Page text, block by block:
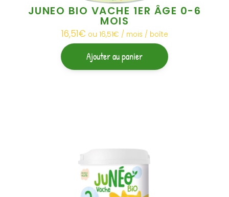
cours et peuvent être utilisés en toute confiance.
Dès la conception de ses formules, Junéo a fait le choix de ne pas
ajouter d'ARA de synthèse dans ses laits infantiles. Il s'agit d'un choix
nutritionnel, scientifique et technique, conforme à la réglementation
européenne en vigueur.
La sécurité de votre bébé et la qualité de nos produits sont au cœur de
JUNEO BIO VACHE 1ER ÂGE 0-6
MOIS
16,51€ ou 16,51€ / mois / boîte
Ajouter au panier